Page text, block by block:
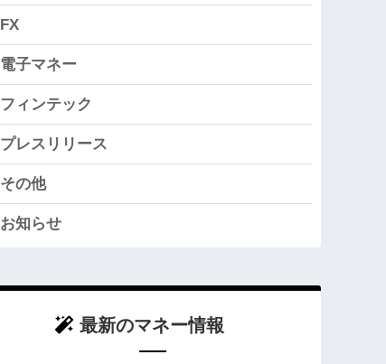
FX
電子マネー
フィンテック
プレスリリース
その他
お知らせ
最新のマネー情報